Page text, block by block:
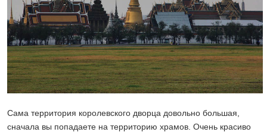
Сама территория королевского дворца довольно большая,
сначала вы попадаете на территорию храмов. Очень красиво